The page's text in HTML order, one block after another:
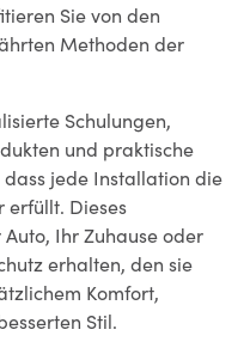
Sie von den
Methoden der
Schulungen,
und praktische
dass jede Installation die
erfüllt. Dieses
Ihr Zuhause oder
erhalten, den sie
Komfort,
Stil.